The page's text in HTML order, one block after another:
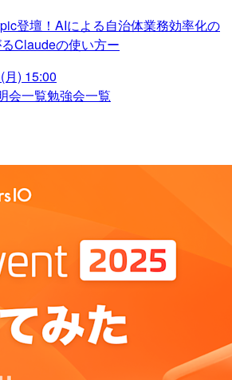
登壇！AIによる自治体業務効率化の
Claudeの使い方ー
) 15:00
会一覧勉強会一覧